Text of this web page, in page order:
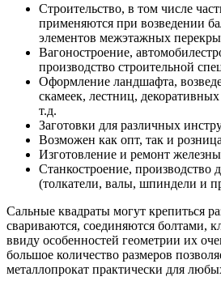
Строительство, в том числе
применяются при возведении
элементов межэтажных
Вагоностроение,
производство строительной
Оформление ландшафта,
скамеек, лестниц,
т.д.
Заготовки для различных
Возможен как опт, так и
Изготовление и ремонт
Станкостроение, производство
(толкатели, валы, шпиндели и
Сальные квадраты могут крепиться
свариваются, соединяются болтами,
ввиду особенностей геометрии их
большое количество размеров
металлопрокат практически для